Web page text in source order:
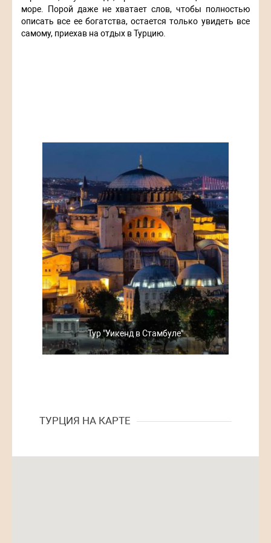
море. Порой даже не хватает слов, чтобы полностью
описать все ее богатства, остается только увидеть все
самому, приехав на отдых в Турцию.
Тур "Уикенд в Стамбуле"
ТУРЦИЯ НА КАРТЕ